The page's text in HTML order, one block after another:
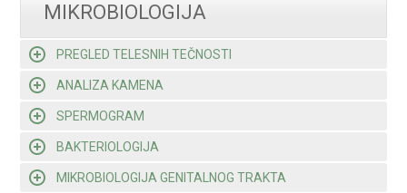
MIKROBIOLOGIJA
PREGLED TELESNIH TEČNOSTI
ANALIZA KAMENA
SPERMOGRAM
BAKTERIOLOGIJA
MIKROBIOLOGIJA GENITALNOG TRAKTA